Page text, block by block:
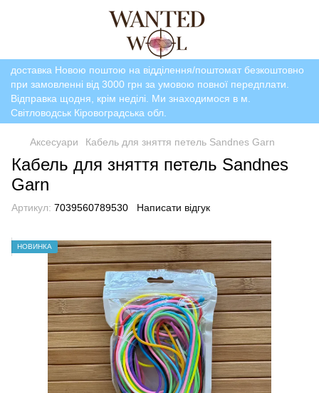
доставка Новою поштою на відділення/поштомат безкоштовно
при замовленні від 3000 грн за умовою повної передплати.
Відправка щодня, крім неділі. Ми знаходимося в м.
Світловодськ Кіровоградська обл.
Аксесуари Кабель для зняття петель Sandnes Garn
Кабель для зняття петель Sandnes
Garn
Артикул: 7039560789530 Написати відгук
НОВИНКА